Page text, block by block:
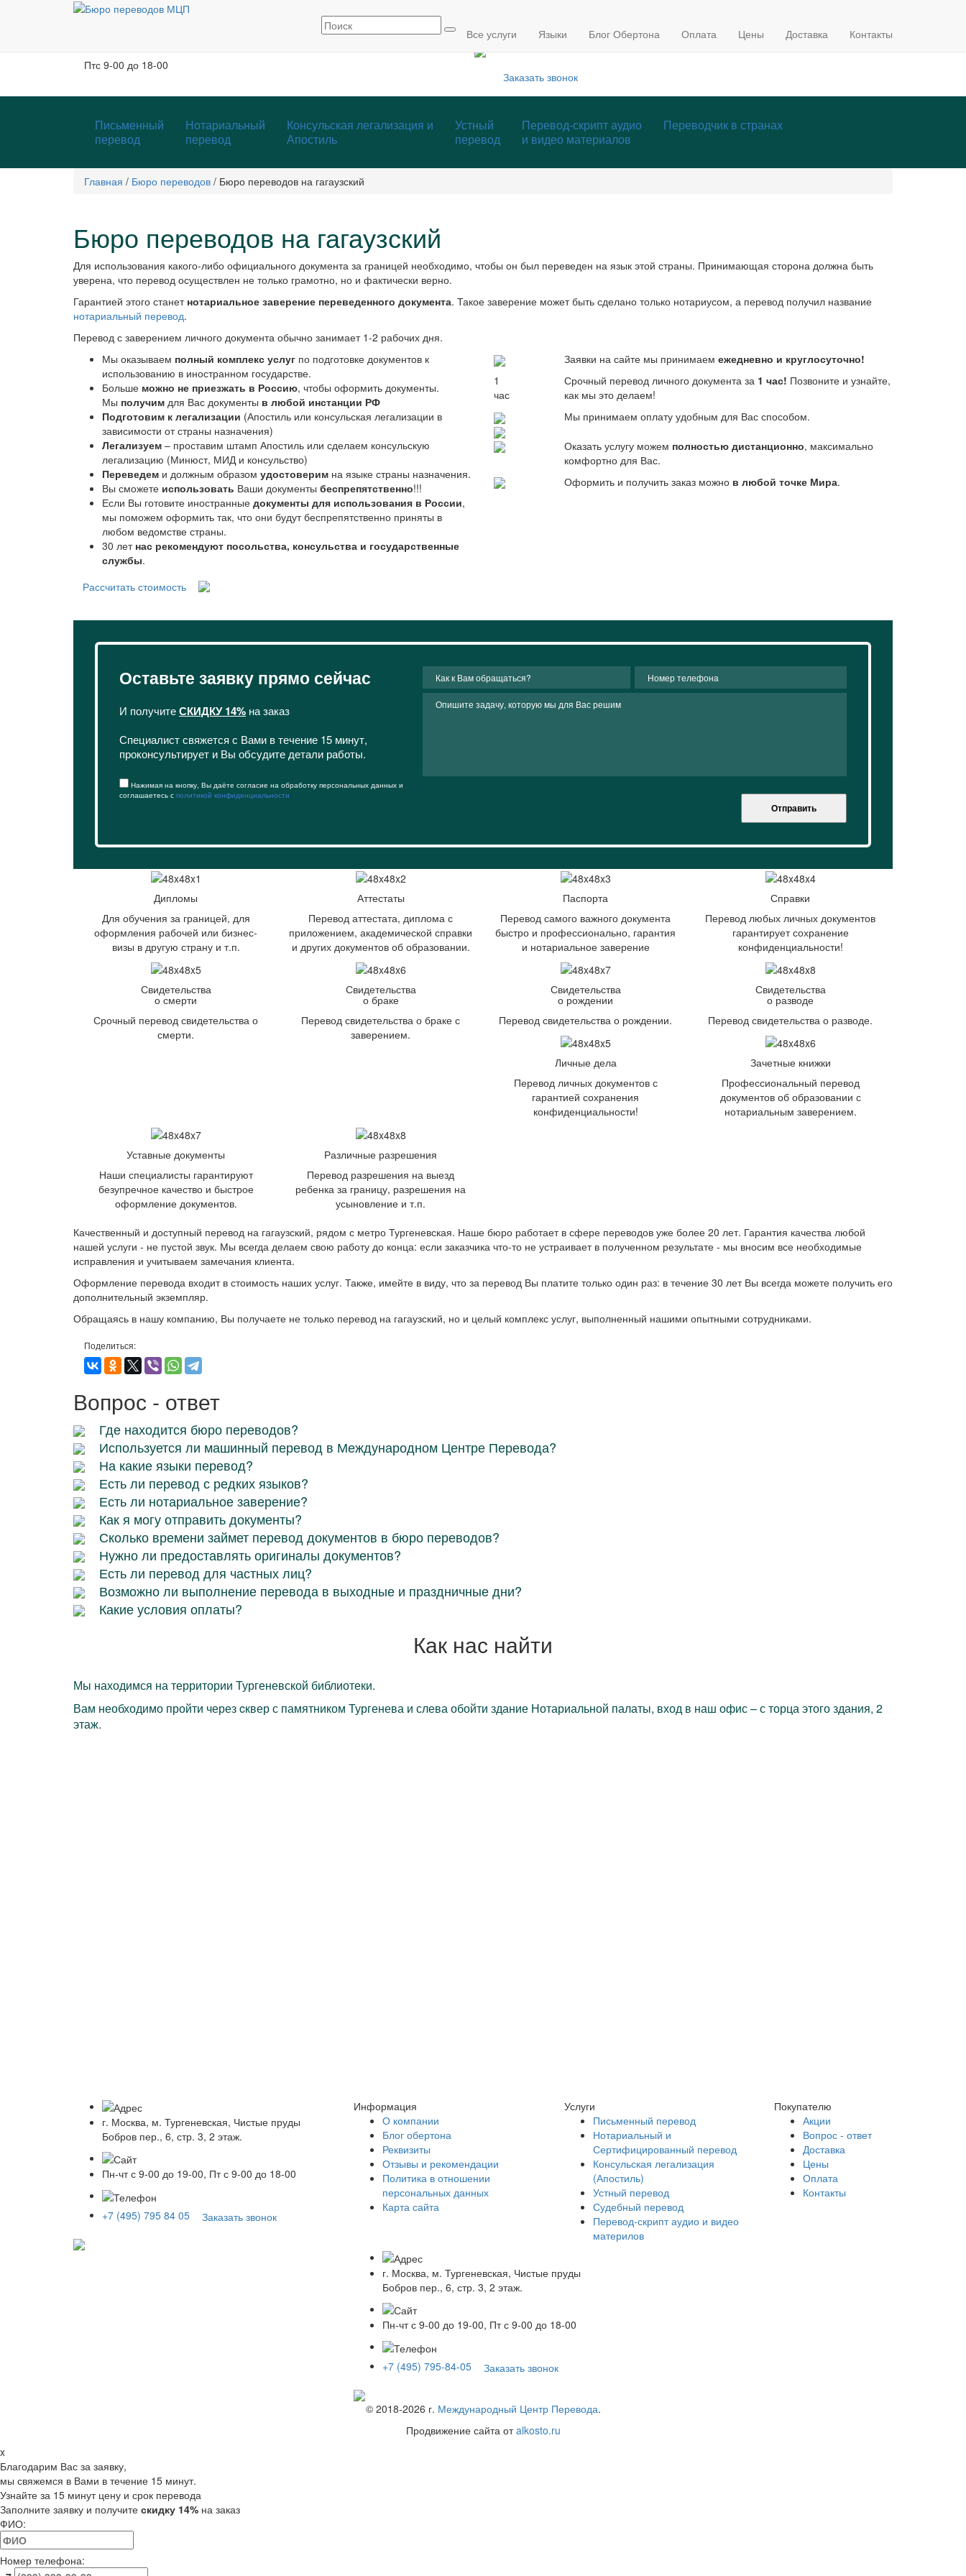
Все услуги Языки Блог Обертона Оплата Цены Доставка Контакты
Москва, м. Тургеневская, Чистые пруды
Птс 9-00 до 18-00
+7 (495) 795-84-05
Заказать звонок
Письменный
перевод
Нотариальный
перевод
Консульская легализация и
Апостиль
Устный
перевод
Перевод-скрипт аудио
и видео материалов
Переводчик в странах
Главная / Бюро переводов / Бюро переводов на гагаузский
Бюро переводов на гагаузский
Для использования какого-либо официального документа за границей необходимо, чтобы он был переведен на язык этой страны. Принимающая сторона должна быть
уверена, что перевод осуществлен не только грамотно, но и фактически верно.
Гарантией этого станет нотариальное заверение переведенного документа. Такое заверение может быть сделано только нотариусом, а перевод получил название
нотариальный перевод.
Перевод с заверением личного документа обычно занимает 1-2 рабочих дня.
Мы оказываем полный комплекс услуг по подготовке документов к
использованию в иностранном государстве.
Больше можно не приезжать в Россию, чтобы оформить документы.
Мы получим для Вас документы в любой инстанции РФ
Подготовим к легализации (Апостиль или консульская легализации в
зависимости от страны назначения)
Легализуем – проставим штамп Апостиль или сделаем консульскую
легализацию (Минюст, МИД и консульство)
Переведем и должным образом удостоверим на языке страны назначения.
Вы сможете использовать Ваши документы беспрепятственно!!!
Если Вы готовите иностранные документы для использования в России,
мы поможем оформить так, что они будут беспрепятственно приняты в
любом ведомстве страны.
30 лет нас рекомендуют посольства, консульства и государственные
службы.
Заявки на сайте мы принимаем ежедневно и круглосуточно!
1
час
Срочный перевод личного документа за 1 час! Позвоните и узнайте,
как мы это делаем!
Мы принимаем оплату удобным для Вас способом.
Оказать услугу можем полностью дистанционно, максимально
комфортно для Вас.
Оформить и получить заказ можно в любой точке Мира.
Рассчитать стоимость
Оставьте заявку прямо сейчас
И получитеСКИДКУ 14% на заказ
Специалист свяжется с Вами в течение 15 минут,
проконсультирует и Вы обсудите детали работы.
Нажимая на кнопку, Вы даёте согласие на обработку персональных данных и
соглашаетесь с политикой конфиденциальности
Отправить
Дипломы
Для обучения за границей, для
оформления рабочей или бизнес-
визы в другую страну и т.п.
Аттестаты
Перевод аттестата, диплома с
приложением, академической справки
и других документов об образовании.
Паспорта
Перевод самого важного документа
быстро и профессионально, гарантия
и нотариальное заверение
Справки
Перевод любых личных документов
гарантирует сохранение
конфиденциальности!
Свидетельства
о смерти
Срочный перевод свидетельства о
смерти.
Свидетельства
о браке
Перевод свидетельства о браке с
заверением.
Свидетельства
о рождении
Перевод свидетельства о рождении.
Свидетельства
о разводе
Перевод свидетельства о разводе.
Личные дела
Перевод личных документов с
гарантией сохранения
конфиденциальности!
Зачетные книжки
Профессиональный перевод
документов об образовании с
нотариальным заверением.
Уставные документы
Наши специалисты гарантируют
безупречное качество и быстрое
оформление документов.
Различные разрешения
Перевод разрешения на выезд
ребенка за границу, разрешения на
усыновление и т.п.
Качественный и доступный перевод на гагаузский, рядом с метро Тургеневская. Наше бюро работает в сфере переводов уже более 20 лет. Гарантия качества любой
нашей услуги - не пустой звук. Мы всегда делаем свою работу до конца: если заказчика что-то не устраивает в полученном результате - мы вносим все необходимые
исправления и учитываем замечания клиента.
Оформление перевода входит в стоимость наших услуг. Также, имейте в виду, что за перевод Вы платите только один раз: в течение 30 лет Вы всегда можете получить его
дополнительный экземпляр.
Обращаясь в нашу компанию, Вы получаете не только перевод на гагаузский, но и целый комплекс услуг, выполненный нашими опытными сотрудниками.
Поделиться:
Вопрос - ответ
Где находится бюро переводов?
Используется ли машинный перевод в Международном Центре Перевода?
На какие языки перевод?
Есть ли перевод с редких языков?
Есть ли нотариальное заверение?
Как я могу отправить документы?
Сколько времени займет перевод документов в бюро переводов?
Нужно ли предоставлять оригиналы документов?
Есть ли перевод для частных лиц?
Возможно ли выполнение перевода в выходные и праздничные дни?
Какие условия оплаты?
Как нас найти
Мы находимся на территории Тургеневской библиотеки.
Вам необходимо пройти через cквер с памятником Тургенева и слева обойти здание Нотариальной палаты, вход в наш офис – с торца этого здания, 2
этаж.
г. Москва, м. Тургеневская, Чистые пруды
Бобров пер., 6, стр. 3, 2 этаж.
Пн-чт с 9-00 до 19-00, Пт с 9-00 до 18-00
+7 (495) 795 84 05 Заказать звонок
Информация
О компании
Блог обертона
Реквизиты
Отзывы и рекомендации
Политика в отношении
персональных данных
Карта сайта
Услуги
Письменный перевод
Нотариальный и
Сертифицированный перевод
Консульская легализация
(Апостиль)
Устный перевод
Судебный перевод
Перевод-скрипт аудио и видео
материлов
Покупателю
Акции
Вопрос - ответ
Доставка
Цены
Оплата
Контакты
г. Москва, м. Тургеневская, Чистые пруды
Бобров пер., 6, стр. 3, 2 этаж.
Пн-чт с 9-00 до 19-00, Пт с 9-00 до 18-00
+7 (495) 795-84-05 Заказать звонок
© 2018-2026 г. Международный Центр Перевода.
Продвижение сайта отalkosto.ru
x
Благодарим Вас за заявку,
мы свяжемся в Вами в течение 15 минут.
Узнайте за 15 минут цену и срок перевода
Заполните заявку и получите скидку 14% на заказ
ФИО:
Номер телефона: